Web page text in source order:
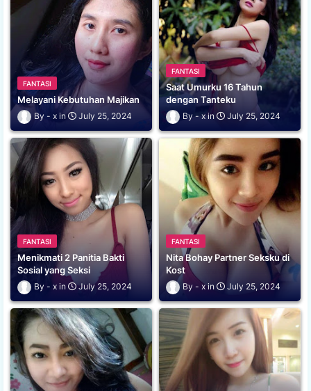
FANTASI
Melayani Kebutuhan Majikan
x July 25, 2024
FANTASI
Saat Umurku 16 Tahun
dengan Tanteku
x July 25, 2024
FANTASI
Menikmati 2 Panitia Bakti
Sosial yang Seksi
x July 25, 2024
FANTASI
Nita Bohay Partner Seksku di
Kost
x July 25, 2024